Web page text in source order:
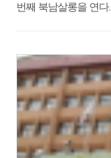
번째 북남살롱을 연다